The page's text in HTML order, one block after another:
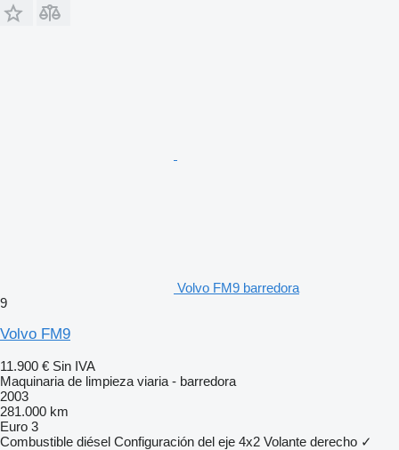
Volvo FM9 barredora
9
Volvo FM9
11.900 € Sin IVA
Maquinaria de limpieza viaria - barredora
2003
281.000 km
Euro 3
Combustible diésel Configuración del eje 4x2 Volante derecho ✓